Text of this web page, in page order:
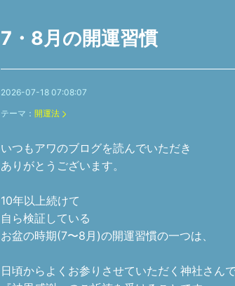
7・8月の開運習慣
2026-07-18 07:08:07
テーマ： 開運法
いつもアワのブログを読んでいただき
ありがとうございます。
10年以上続けて
自ら検証している
お盆の時期(7〜8月)の開運習慣の一つは、
日頃からよくお参りさせていただく神社さん